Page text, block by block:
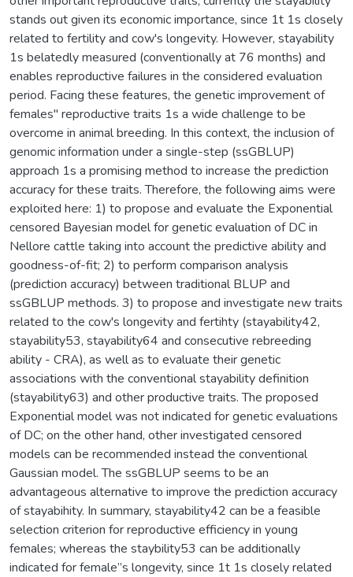
stands out given its economic importance, since 1t 1s closely
related to fertility and cow's longevity. However, stayability
1s belatedly measured (conventionally at 76 months) and
enables reproductive failures in the considered evaluation
period. Facing these features, the genetic improvement of
females" reproductive traits 1s a wide challenge to be
overcome in animal breeding. In this context, the inclusion of
genomic information under a single-step (ssGBLUP)
approach 1s a promising method to increase the prediction
accuracy for these traits. Therefore, the following aims were
exploited here: 1) to propose and evaluate the Exponential
censored Bayesian model for genetic evaluation of DC in
Nellore cattle taking into account the predictive ability and
goodness-of-fit; 2) to perform comparison analysis
(prediction accuracy) between traditional BLUP and
ssGBLUP methods. 3) to propose and investigate new traits
related to the cow's longevity and fertihty (stayability42,
stayability53, stayability64 and consecutive rebreeding
ability - CRA), as well as to evaluate their genetic
associations with the conventional stayability definition
(stayability63) and other productive traits. The proposed
Exponential model was not indicated for genetic evaluations
of DC; on the other hand, other investigated censored
models can be recommended instead the conventional
Gaussian model. The ssGBLUP seems to be an
advantageous alternative to improve the prediction accuracy
of stayabihity. In summary, stayability42 can be a feasible
selection criterion for reproductive efficiency in young
females; whereas the staybility53 can be additionally
indicated for female”s longevity, since 1t 1s closely related